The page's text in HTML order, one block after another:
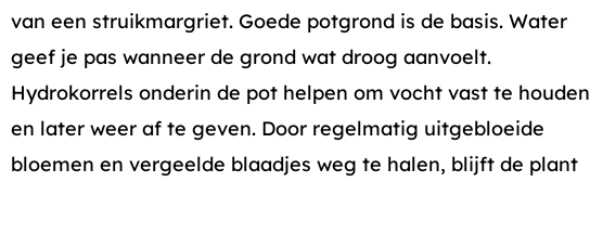
van een struikmargriet. Goede potgrond is de basis. Water
geef je pas wanneer de grond wat droog aanvoelt.
Hydrokorrels onderin de pot helpen om vocht vast te houden
en later weer af te geven. Door regelmatig uitgebloeide
bloemen en vergeelde blaadjes weg te halen, blijft de plant